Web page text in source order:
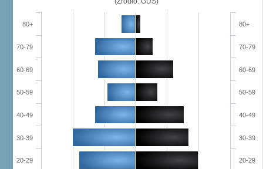
20-29
30-39
40-49
50-59
60-69
70-79
80+
20-29
30-39
40-49
50-59
60-69
70-79
80+